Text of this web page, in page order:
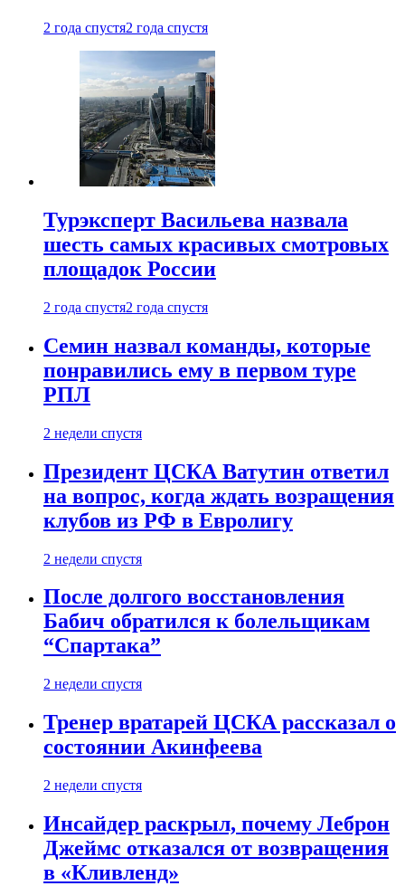
2 года спустя2 года спустя
Турэксперт Васильева назвала
шесть самых красивых смотровых
площадок России
2 года спустя2 года спустя
Семин назвал команды, которые
понравились ему в первом туре
РПЛ
2 недели спустя
Президент ЦСКА Ватутин ответил
на вопрос, когда ждать возращения
клубов из РФ в Евролигу
2 недели спустя
После долгого восстановления
Бабич обратился к болельщикам
“Спартака”
2 недели спустя
Тренер вратарей ЦСКА рассказал о
состоянии Акинфеева
2 недели спустя
Инсайдер раскрыл, почему Леброн
Джеймс отказался от возвращения
в «Кливленд»